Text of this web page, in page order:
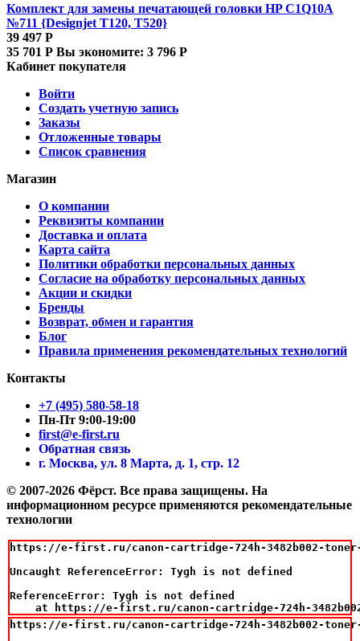
Комплект для замены печатающей головки HP C1Q10A
№711 {Designjet T120, T520}
39 497 Р
35 701 Р Вы экономите: 3 796 Р
Кабинет покупателя
Войти
Создать учетную запись
Заказы
Отложенные товары
Список сравнения
Магазин
О компании
Реквизиты компании
Доставка и оплата
Карта сайта
Политики обработки персональных данных
Согласие на обработку персональных данных
Акции и скидки
Бренды
Возврат, обмен и гарантия
Блог
Правила применения рекомендательных технологий
Контакты
+7 (495) 580-58-18
Пн-Пт 9:00-19:00
first@e-first.ru
Обратная связь
г. Москва, ул. 8 Марта, д. 1, стр. 12
© 2007-2026 Фёрст. Все права защищены. На
информационном ресурсе применяются рекомендательные
технологии
https://e-first.ru/canon-cartridge-724h-3482b002-
Uncaught ReferenceError: Tygh is not defined
ReferenceError: Tygh is not defined
at https://e-first.ru/canon-cartridge-724h-
https://e-first.ru/canon-cartridge-724h-3482b002-